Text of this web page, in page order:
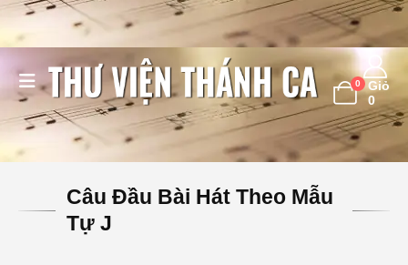
0
Giỏ
0
Câu Đầu Bài Hát Theo Mẫu
Tự J